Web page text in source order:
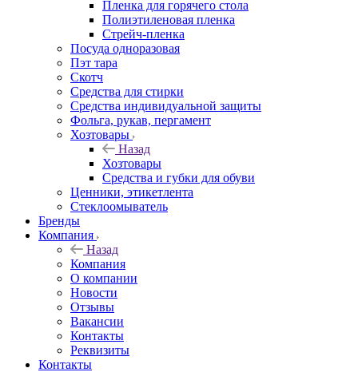
Пленка для горячего стола
Полиэтиленовая пленка
Стрейч-пленка
Посуда одноразовая
Пэт тара
Скотч
Средства для стирки
Средства индивидуальной защиты
Фольга, рукав, пергамент
Хозтовары
Назад
Хозтовары
Средства и губки для обуви
Ценники, этикетлента
Стеклоомыватель
Бренды
Компания
Назад
Компания
О компании
Новости
Отзывы
Вакансии
Контакты
Реквизиты
Контакты